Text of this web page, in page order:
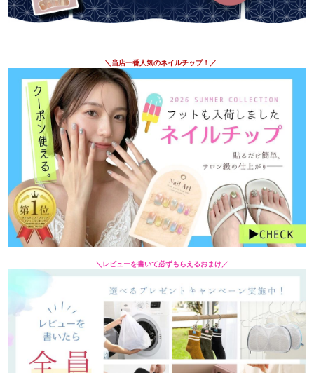
＼当店一番人気のネイルチップ！／
＼レビューを書いて必ずもらえるおまけ／